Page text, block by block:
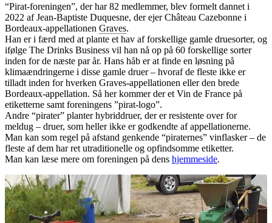
“Pirat-foreningen”, der har 82 medlemmer, blev formelt dannet i
2022 af Jean-Baptiste Duquesne, der ejer Château Cazebonne i
Bordeaux-appellationen Graves.
Han er i færd med at plante et hav af forskellige gamle druesorter, og
ifølge The Drinks Business vil han nå op på 60 forskellige sorter
inden for de næste par år. Hans håb er at finde en løsning på
klimaændringerne i disse gamle druer – hvoraf de fleste ikke er
tilladt inden for hverken Graves-appellationen eller den brede
Bordeaux-appellation. Så her kommer der et Vin de France på
etiketterne samt foreningens ”pirat-logo”.
Andre “pirater” planter hybriddruer, der er resistente over for
meldug – druer, som heller ikke er godkendte af appellationerne.
Man kan som regel på afstand genkende “piraternes” vinflasker – de
fleste af dem har ret utraditionelle og opfindsomme etiketter.
Man kan læse mere om foreningen på dens hjemmeside.